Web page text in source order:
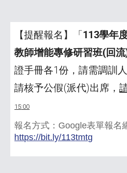
【提醒報名】「113學年
教師增能專修研習班(回
證手冊各1份，請需調訓
請核予公假(派代)出席，
15:00
報名方式：Google表單報名
https://bit.ly/113tmtg